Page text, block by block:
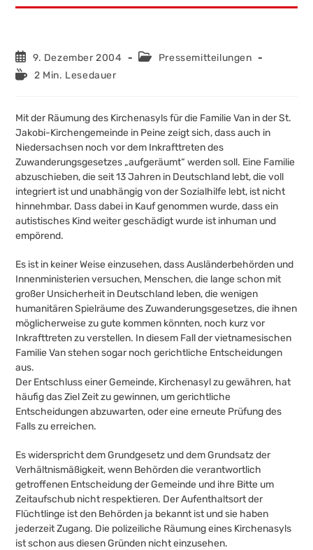
Beitrag
veröffentlicht:
9. Dezember 2004
Beitrags-
Pressemitteilungen
Lesedauer:
2 Min. Lesedauer
Mit der Räumung des Kirchenasyls für die Familie Van in der St.
Jakobi-Kirchengemeinde in Peine zeigt sich, dass auch in
Niedersachsen noch vor dem Inkrafttreten des
Zuwanderungsgesetzes „aufgeräumt“ werden soll. Eine Familie
abzuschieben, die seit 13 Jahren in Deutschland lebt, die voll
integriert ist und unabhängig von der Sozialhilfe lebt, ist nicht
hinnehmbar. Dass dabei in Kauf genommen wurde, dass ein
autistisches Kind weiter geschädigt wurde ist inhuman und
empörend.
Es ist in keiner Weise einzusehen, dass Ausländerbehörden und
Innenministerien versuchen, Menschen, die lange schon mit
großer Unsicherheit in Deutschland leben, die wenigen
humanitären Spielräume des Zuwanderungsgesetzes, die ihnen
möglicherweise zu gute kommen könnten, noch kurz vor
Inkrafttreten zu verstellen. In diesem Fall der vietnamesischen
Familie Van stehen sogar noch gerichtliche Entscheidungen
aus.
Der Entschluss einer Gemeinde, Kirchenasyl zu gewähren, hat
häufig das Ziel Zeit zu gewinnen, um gerichtliche
Entscheidungen abzuwarten, oder eine erneute Prüfung des
Falls zu erreichen.
Es widerspricht dem Grundgesetz und dem Grundsatz der
Verhältnismäßigkeit, wenn Behörden die verantwortlich
getroffenen Entscheidung der Gemeinde und ihre Bitte um
Zeitaufschub nicht respektieren. Der Aufenthaltsort der
Flüchtlinge ist den Behörden ja bekannt ist und sie haben
jederzeit Zugang. Die polizeiliche Räumung eines Kirchenasyls
ist schon aus diesen Gründen nicht einzusehen.